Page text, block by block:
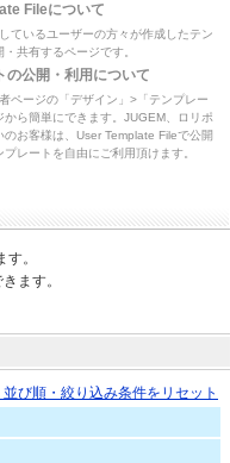
Fileについて
ているユーザーの方々が作成したテン
共有するページです。
の公開・利用について
ページの「デザイン」>「テンプレー
から簡単にできます。JUGEM、ロリポ
のお客様は、User Template Fileで公開
プレートを自由にご利用頂けます。
。
ます。
び順・絞り込み条件をリセット